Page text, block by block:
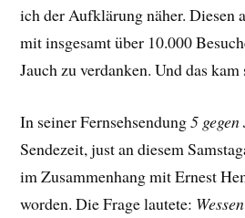
ich der Aufklärung näher. Diesen
mit insgesamt über 10.000
Jauch zu verdanken. Und das kam
In seiner Fernsehsendung5
Sendezeit, just an diesem
im Zusammenhang mit Ernest
worden. Die Frage lautete: